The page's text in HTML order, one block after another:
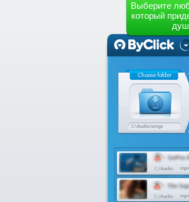
Выберите
который
Choose folder